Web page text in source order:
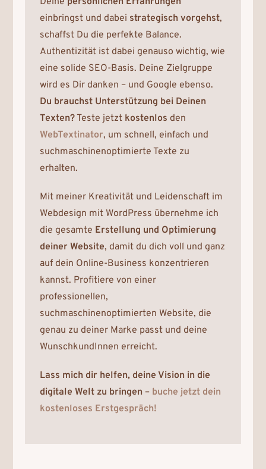
einbringst und dabei strategisch vorgehst,
schaffst Du die perfekte Balance.
Authentizität ist dabei genauso wichtig, wie
eine solide SEO-Basis. Deine Zielgruppe
wird es Dir danken – und Google ebenso.
Du brauchst Unterstützung bei Deinen
Texten?Teste jetzt kostenlos den
WebTextinator, um schnell, einfach und
suchmaschinenoptimierte Texte zu
erhalten.
Mit meiner Kreativität und Leidenschaft im
Webdesign mit WordPress übernehme ich
die gesamte Erstellung und Optimierung
deiner Website, damit du dich voll und ganz
auf dein Online-Business konzentrieren
kannst. Profitiere von einer
professionellen,
suchmaschinenoptimierten Website, die
genau zu deiner Marke passt und deine
WunschkundInnen erreicht.
Lass mich dir helfen, deine Vision in die
digitale Welt zu bringen – buche jetzt dein
kostenloses Erstgespräch!